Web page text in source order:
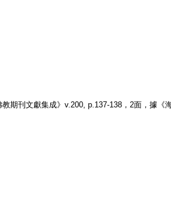
期刊文獻集成》v.200, p.137-138，2面，據《